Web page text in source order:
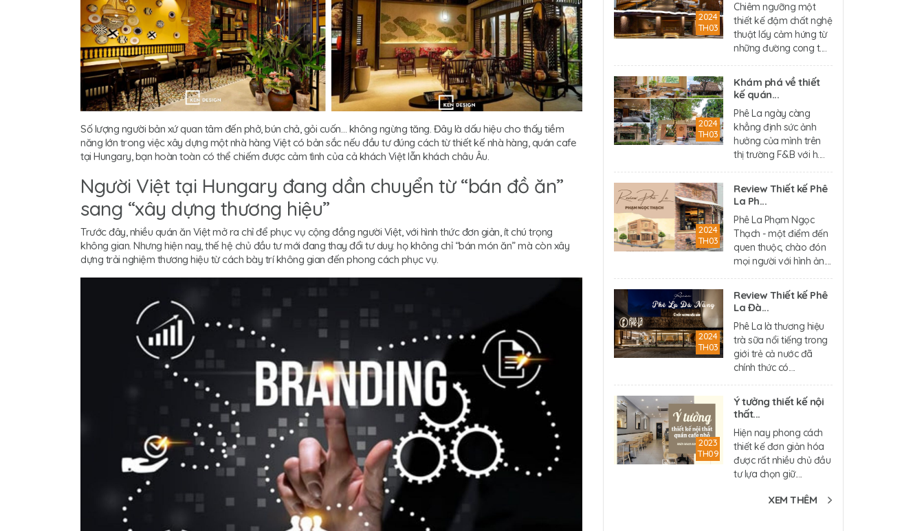
Số lượng người bản xứ quan tâm đến phở, bún chả, gỏi cuốn… không ngừng tăng. Đây là dấu hiệu cho thấy tiềm
năng lớn trong việc xây dựng một nhà hàng Việt có bản sắc nếu đầu tư đúng cách từ thiết kế nhà hàng, quán cafe
tại Hungary, bạn hoàn toàn có thể chiếm được cảm tình của cả khách Việt lẫn khách châu Âu.
Người Việt tại Hungary đang dần chuyển từ “bán đồ ăn”
sang “xây dựng thương hiệu”
Trước đây, nhiều quán ăn Việt mở ra chỉ để phục vụ cộng đồng người Việt, với hình thức đơn giản, ít chú trọng
không gian. Nhưng hiện nay, thế hệ chủ đầu tư mới đang thay đổi tư duy: họ không chỉ “bán món ăn” mà còn xây
dựng trải nghiệm thương hiệu từ cách bày trí không gian đến phong cách phục vụ.
2024
TH03
Chiêm ngưỡng một
thiết kế đậm chất nghệ
thuật lấy cảm hứng từ
những đường cong t....
2024
TH03
Khám phá về thiết
kế quán...
Phê La ngày càng
khẳng định sức ảnh
hưởng của mình trên
thị trường F&B với h....
2024
TH03
Review Thiết kế Phê
La Ph...
Phê La Phạm Ngọc
Thạch - một điểm đến
quen thuộc, chào đón
mọi người với hình ản....
2024
TH03
Review Thiết kế Phê
La Đà...
Phê La là thương hiệu
trà sữa nổi tiếng trong
giới trẻ cả nước đã
chính thức có....
2023
TH09
Ý tưởng thiết kế nội
thất...
Hiện nay phong cách
thiết kế đơn giản hóa
được rất nhiều chủ đầu
tư lựa chọn giữ....
XEM THÊM